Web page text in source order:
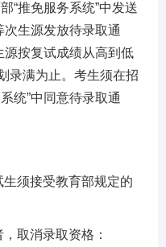
“推免服务系统”中发送
次生源发放待录取通
源按复试成绩从高到低
录满为止。考生须在招
统”中同意待录取通
生须接受教育部规定的
取消录取资格：